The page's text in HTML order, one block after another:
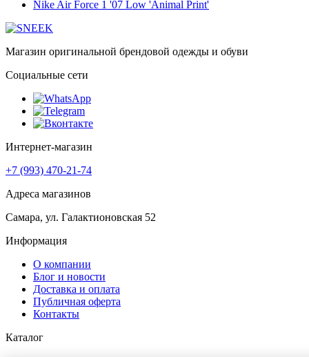
Nike Air Force 1 '07 Low 'Animal Print'
Магазин оригинальной брендовой одежды и обуви
Социальные сети
Интернет-магазин
+7 (993) 470-21-74
Адреса магазинов
Самара, ул. Галактионовская 52
Информация
О компании
Блог и новости
Доставка и оплата
Публичная оферта
Контакты
Каталог